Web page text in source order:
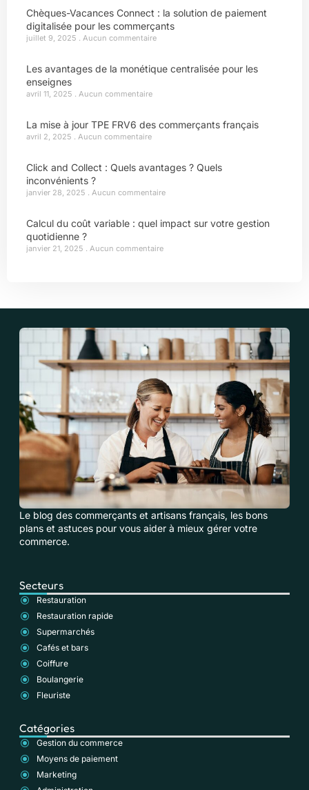
Chèques-Vacances Connect : la solution de paiement
digitalisée pour les commerçants
juillet 9, 2025 Aucun commentaire
Les avantages de la monétique centralisée pour les
enseignes
avril 11, 2025 Aucun commentaire
La mise à jour TPE FRV6 des commerçants français
avril 2, 2025 Aucun commentaire
Click and Collect : Quels avantages ? Quels
inconvénients ?
janvier 28, 2025 Aucun commentaire
Calcul du coût variable : quel impact sur votre gestion
quotidienne ?
janvier 21, 2025 Aucun commentaire
Le blog des commerçants et artisans français, les bons
plans et astuces pour vous aider à mieux gérer votre
commerce.
Secteurs
Restauration
Restauration rapide
Supermarchés
Cafés et bars
Coiffure
Boulangerie
Fleuriste
Catégories
Gestion du commerce
Moyens de paiement
Marketing